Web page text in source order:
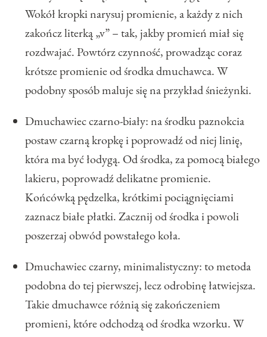
Wokół kropki narysuj promienie, a każdy z nich
zakończ literką „v” – tak, jakby promień miał się
rozdwajać. Powtórz czynność, prowadząc coraz
krótsze promienie od środka dmuchawca. W
podobny sposób maluje się na przykład śnieżynki.
Dmuchawiec czarno-biały: na środku paznokcia
postaw czarną kropkę i poprowadź od niej linię,
która ma być łodygą. Od środka, za pomocą białego
lakieru, poprowadź delikatne promienie.
Końcówką pędzelka, krótkimi pociągnięciami
zaznacz białe płatki. Zacznij od środka i powoli
poszerzaj obwód powstałego koła.
Dmuchawiec czarny, minimalistyczny: to metoda
podobna do tej pierwszej, lecz odrobinę łatwiejsza.
Takie dmuchawce różnią się zakończeniem
promieni, które odchodzą od środka wzorku. W